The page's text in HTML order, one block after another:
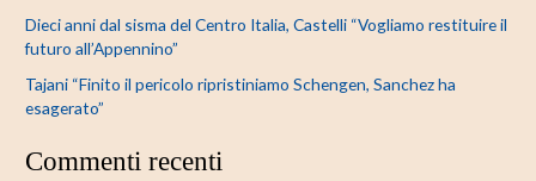
Dieci anni dal sisma del Centro Italia, Castelli “Vogliamo restituire il
futuro all’Appennino”
Tajani “Finito il pericolo ripristiniamo Schengen, Sanchez ha
esagerato”
Commenti recenti